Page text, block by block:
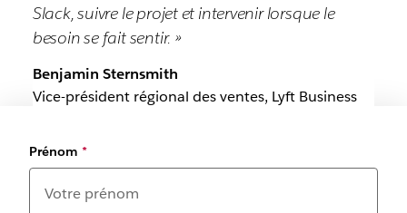
Slack, suivre le projet et intervenir lorsque le
besoin se fait sentir. »
Benjamin Sternsmith
Vice-président régional des ventes, Lyft Business
Prénom *